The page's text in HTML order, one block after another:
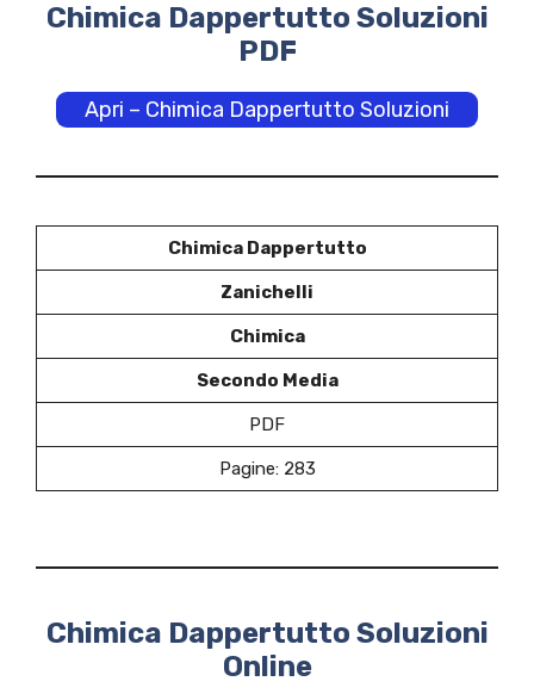
Chimica Dappertutto Soluzioni
PDF
Apri – Chimica Dappertutto Soluzioni
Chimica Dappertutto
Zanichelli
Chimica
Secondo Media
PDF
Pagine: 283
Chimica Dappertutto Soluzioni
Online